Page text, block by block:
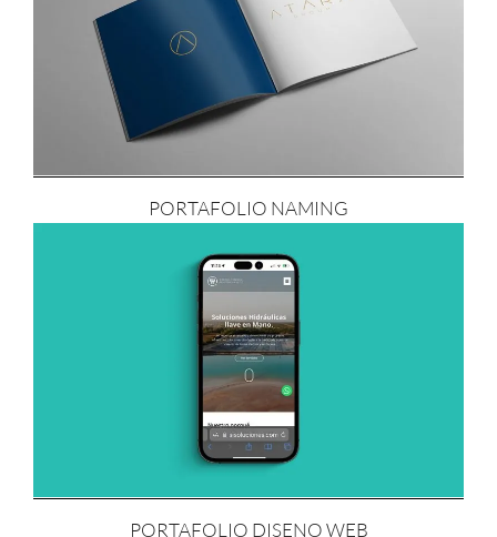
PORTAFOLIO NAMING
PORTAFOLIO DISENO WEB